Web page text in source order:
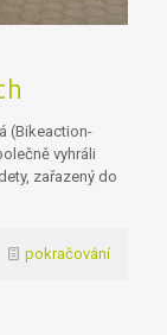
(Bikeaction-
vyhráli
zařazený do
pokračování